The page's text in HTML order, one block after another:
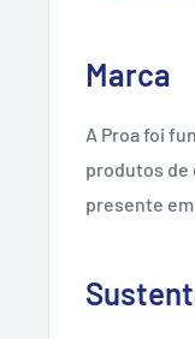
Marca
A Proa foi
produtos de
presente em